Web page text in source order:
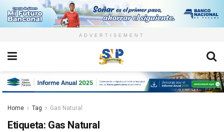
ADVERTISEMENT
Home Tag Gas Natural
Etiqueta: Gas Natural